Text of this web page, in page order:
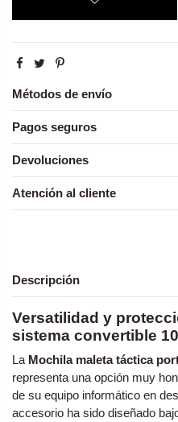
Métodos de envío
Pagos seguros
Devoluciones
Atención al cliente
Descripción
Versatilidad y
sistema convertible
La Mochila maleta táctica
representa una opción muy
de su equipo informático en
accesorio ha sido diseñado